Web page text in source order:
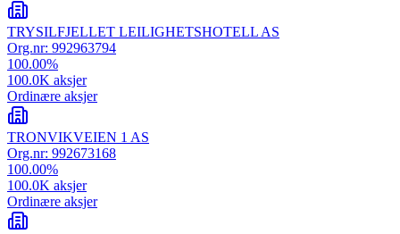
TRYSILFJELLET LEILIGHETSHOTELL AS
Org.nr: 992963794
100.00%
100.0K aksjer
Ordinære aksjer
TRONVIKVEIEN 1 AS
Org.nr: 992673168
100.00%
100.0K aksjer
Ordinære aksjer